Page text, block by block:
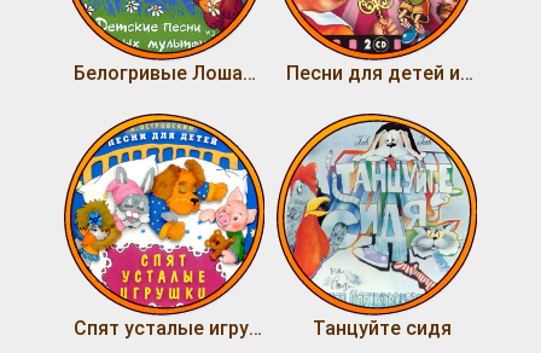
Белогривые Лошадки Песни для детей из кинофильмов
Спят усталые игрушки Танцуйте сидя